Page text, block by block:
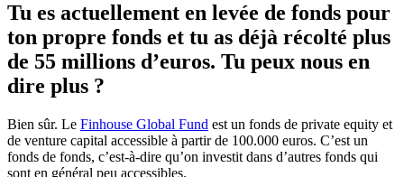
Tu es actuellement en levée de fonds pour
ton propre fonds et tu as déjà récolté plus
de 55 millions d’euros. Tu peux nous en
dire plus ?
Bien sûr. Le Finhouse Global Fund est un fonds de private equity et
de venture capital accessible à partir de 100.000 euros. C’est un
fonds de fonds, c’est-à-dire qu’on investit dans d’autres fonds qui
sont en général peu accessibles.